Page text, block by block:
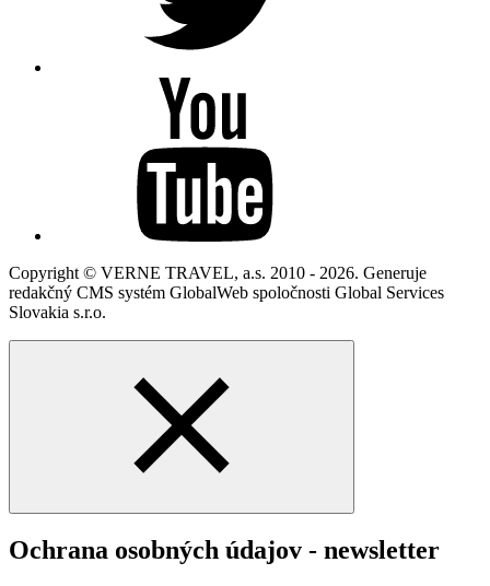
Copyright © VERNE TRAVEL, a.s. 2010 - 2026. Generuje
redakčný CMS systém GlobalWeb spoločnosti Global Services
Slovakia s.r.o.
Ochrana osobných údajov - newsletter